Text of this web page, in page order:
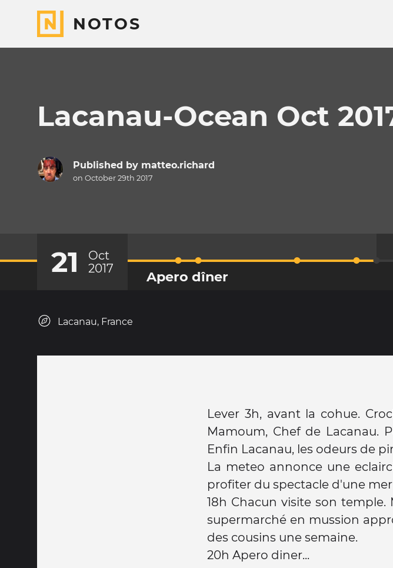
NOTOS
Lacanau-Ocean Oct
Published by matteo.richard
on October 29th 2017
21
Oct
2017
Apero dîner
Lacanau, France
Lever 3h, avant la cohue.
Mamoum, Chef de Lacanau.
Enfin Lacanau, les odeurs de
La meteo annonce une
profiter du spectacle d'une
18h Chacun visite son
supermarché en mussion
des cousins une semaine.
20h Apero diner...